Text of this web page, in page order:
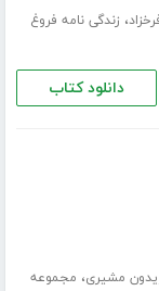
، زندگی نامه فروغ
دانلود کتاب
مشیری، مجموعه